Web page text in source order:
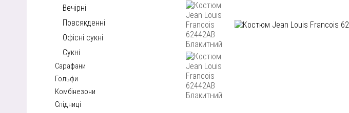
Вечірні
Повсякденні
Офісні сукні
Сукні
Сарафани
Гольфи
Комбінезони
Спідниці